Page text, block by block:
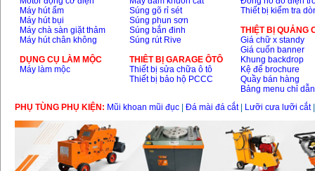
Máy hút ẩm
Máy hút bụi
Máy chà sàn giặt thảm
Máy hút chân không
DỤNG CỤ LÀM MỘC
Máy làm mộc
Súng gõ rỉ sét
Súng phun sơn
Súng bắn đinh
Súng rút Rive
THIÊT BỊ GARAGE ÔTÔ
Thiết bị sửa chữa ô tô
Thiết bị bảo hộ PCCC
Thiết bị kiểm tra
THIỆT BỊ QUẢNG
Giá chữ x standy
Giá cuốn banner
Khung backdrop
Kệ để brochure
Quầy bán hàng
Bảng menu chỉ dẫn
PHỤ TÙNG PHỤ KIỆN: Mũi khoan mũi đục Đá mài đá cắt| Lưỡi cưa lưỡi cắt